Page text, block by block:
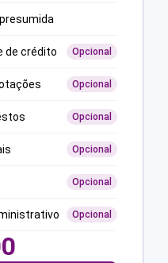
de crédito Opcional
Opcional
Opcional
Opcional
Opcional
Opcional